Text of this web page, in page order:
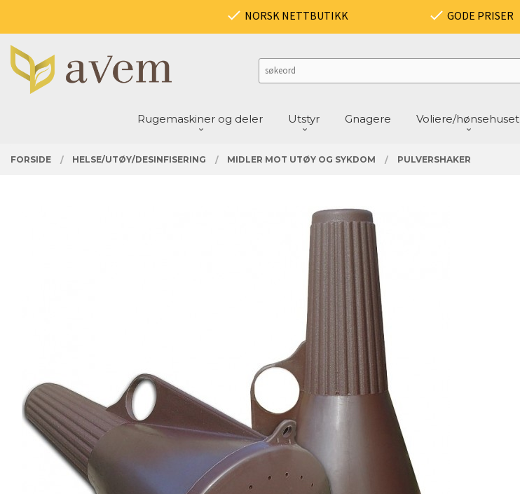
innholdet
NORSK NETTBUTIKK GODE PRISER
Rugemaskiner og deler Utstyr Gnagere Voliere/hønsehuset
FORSIDE HELSE/UTØY/DESINFISERING MIDLER MOT UTØY OG SYKDOM PULVERSHAKER